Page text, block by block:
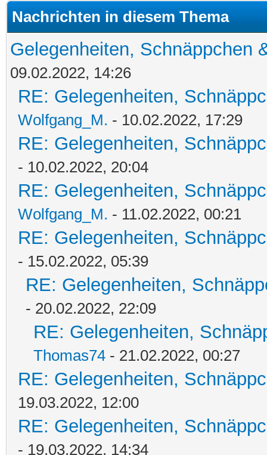
Nachrichten in diesem Thema
Gelegenheiten, Schnäppchen
09.02.2022, 14:26
RE: Gelegenheiten,
Wolfgang_M. - 10.02.2022, 17:29
RE: Gelegenheiten,
- 10.02.2022, 20:04
RE: Gelegenheiten,
Wolfgang_M. - 11.02.2022, 00:21
RE: Gelegenheiten,
- 15.02.2022, 05:39
RE: Gelegenheiten,
- 20.02.2022, 22:09
RE: Gelegenheiten,
Thomas74 - 21.02.2022, 00:27
RE: Gelegenheiten,
19.03.2022, 12:00
RE: Gelegenheiten,
- 19.03.2022, 14:34